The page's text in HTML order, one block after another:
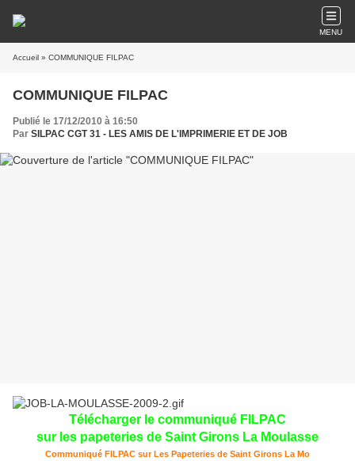
MENU
Accueil » COMMUNIQUE FILPAC
COMMUNIQUE FILPAC
Publié le 17/12/2010 à 16:50
Par SILPAC CGT 31 - LES AMIS DE L'IMPRIMERIE ET DE JOB
Télécharger le communiqué FILPAC
sur les papeteries de Saint Girons La Moulasse
Communiqué FILPAC sur Les Papeteries de Saint Girons La Mo